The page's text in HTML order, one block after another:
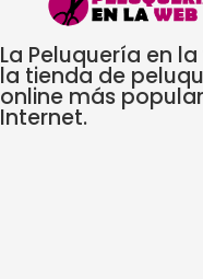
La Peluquería en
la tienda de
online más
Internet.